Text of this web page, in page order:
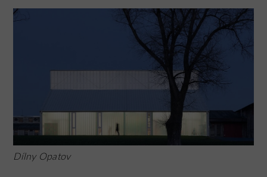
Dílny Opatov